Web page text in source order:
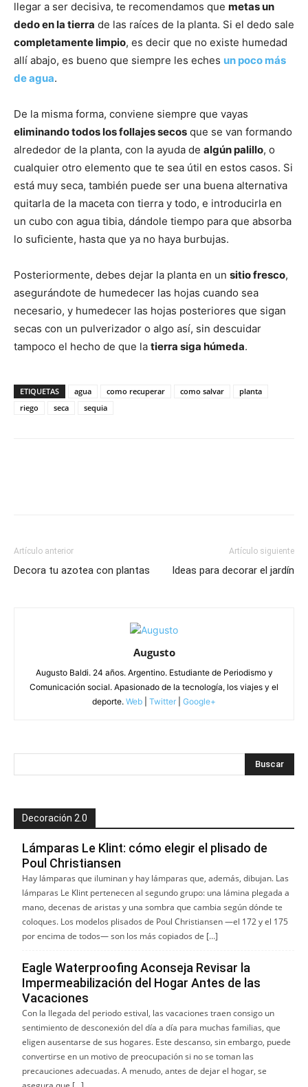
llegar a ser decisiva, te recomendamos que metas un
dedo en la tierra de las raíces de la planta. Si el dedo sale
completamente limpio, es decir que no existe humedad
allí abajo, es bueno que siempre les eches un poco más
de agua.
De la misma forma, conviene siempre que vayas
eliminando todos los follajes secos que se van formando
alrededor de la planta, con la ayuda de algún palillo, o
cualquier otro elemento que te sea útil en estos casos. Si
está muy seca, también puede ser una buena alternativa
quitarla de la maceta con tierra y todo, e introducirla en
un cubo con agua tibia, dándole tiempo para que absorba
lo suficiente, hasta que ya no haya burbujas.
Posteriormente, debes dejar la planta en un sitio fresco,
asegurándote de humedecer las hojas cuando sea
necesario, y humedecer las hojas posteriores que sigan
secas con un pulverizador o algo así, sin descuidar
tampoco el hecho de que la tierra siga húmeda.
ETIQUETAS agua como recuperar como salvar
planta
riego
seca sequia
Artículo anterior
Decora tu azotea con plantas
Artículo siguiente
Ideas para decorar el jardín
Augusto
Augusto Baldi. 24 años. Argentino. Estudiante de Periodismo y
Comunicación social. Apasionado de la tecnología, los viajes y el
deporte. Web Twitter Google+
Decoración 2.0
Lámparas Le Klint: cómo elegir el plisado de
Poul Christiansen
Hay lámparas que iluminan y hay lámparas que, además, dibujan. Las
lámparas Le Klint pertenecen al segundo grupo: una lámina plegada a
mano, decenas de aristas y una sombra que cambia según dónde te
coloques. Los modelos plisados de Poul Christiansen —el 172 y el 175
por encima de todos— son los más copiados de […]
Eagle Waterproofing Aconseja Revisar la
Impermeabilización del Hogar Antes de las
Vacaciones
Con la llegada del periodo estival, las vacaciones traen consigo un
sentimiento de desconexión del día a día para muchas familias, que
eligen ausentarse de sus hogares. Este descanso, sin embargo, puede
convertirse en un motivo de preocupación si no se toman las
precauciones adecuadas. A menudo, antes de dejar el hogar, se